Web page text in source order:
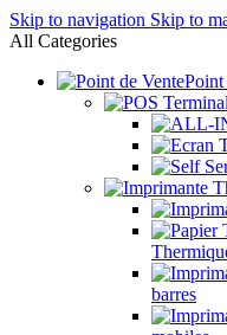
Skip to navigation Skip to
All Categories
Point
barres